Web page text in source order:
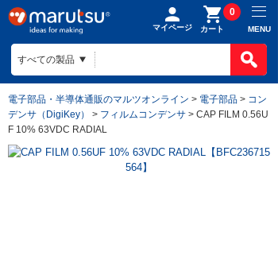
マイページ カート
0
MENU
電子部品・半導体通販のマルツオンライン > 電子部品 > コン
デンサ（DigiKey）
> フィルムコンデンサ > CAP FILM 0.56U
F 10% 63VDC RADIAL